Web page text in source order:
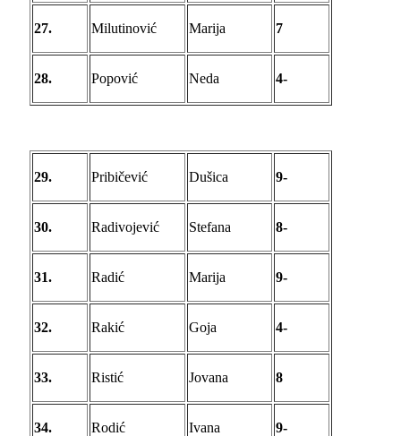
27. Milutinović Marija 7
28. Popović Neda 4-
29. Pribičević Dušica 9-
30. Radivojević Stefana 8-
31. Radić Marija 9-
32. Rakić Goja 4-
33. Ristić Jovana 8
34. Rodić Ivana 9-